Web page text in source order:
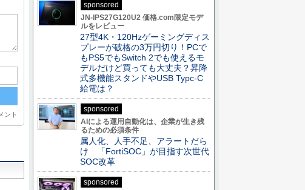
sponsored
JN-IPS27G120U2 価格.com限定モデ
ルをレビュー
27型4K・120Hzゲーミングディス
プレーが破格の3万円切り！PCで
もPS5でもSwitch 2でも使えるモ
デルだけど買っても大丈夫？昇降
式多機能スタンドやUSB Typc-C
給電は？
sponsored
AIによる運用自動化は、企業が生き残
るための必須条件
属人化、人手不足、アラートだら
け 「FortiSOC」が目指す次世代
SOC改革
sponsored